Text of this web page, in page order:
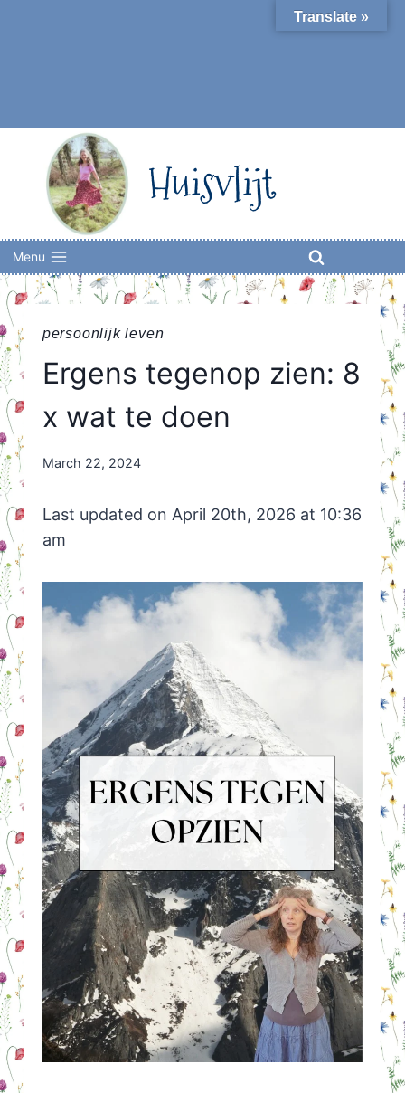
Huisvlijt
Menu
persoonlijk leven
Ergens tegenop zien: 8
x wat te doen
By
March 22, 2024
Last updated on April 20th, 2026 at 10:36
am
Translate »